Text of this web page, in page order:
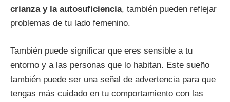
crianza y la autosuficiencia, también pueden reflejar
problemas de tu lado femenino.
También puede significar que eres sensible a tu
entorno y a las personas que lo habitan. Este sueño
también puede ser una señal de advertencia para que
tengas más cuidado en tu comportamiento con las